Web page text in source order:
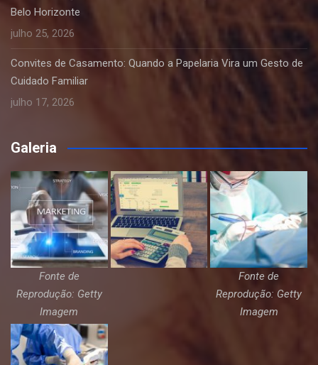
Belo Horizonte
julho 25, 2026
Convites de Casamento: Quando a Papelaria Vira um Gesto de
Cuidado Familiar
julho 17, 2026
Galeria
Fonte de
Reprodução: Getty
Imagem
Fonte de
Reprodução: Getty
Imagem